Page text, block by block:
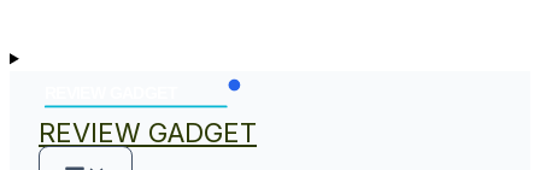
REVIEW GADGET